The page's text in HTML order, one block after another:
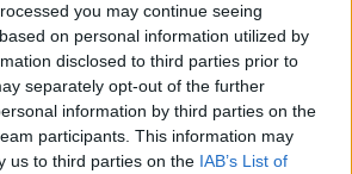
you may continue seeing
on personal information utilized by
disclosed to third parties prior to
separately opt-out of the further
information by third parties on the
participants. This information may
us to third parties on the IAB’s List of